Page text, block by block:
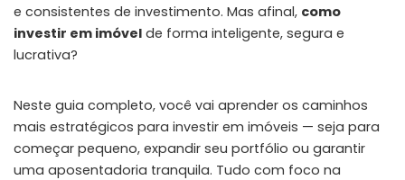
e consistentes de investimento. Mas afinal, como
investir em imóvel de forma inteligente, segura e
lucrativa?
Neste guia completo, você vai aprender os caminhos
mais estratégicos para investir em imóveis — seja para
começar pequeno, expandir seu portfólio ou garantir
uma aposentadoria tranquila. Tudo com foco na